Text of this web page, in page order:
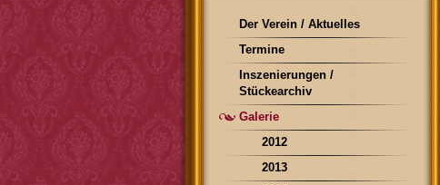
Der Verein / Aktuelles
Termine
Inszenierungen /
Stückearchiv
Galerie
2012
2013